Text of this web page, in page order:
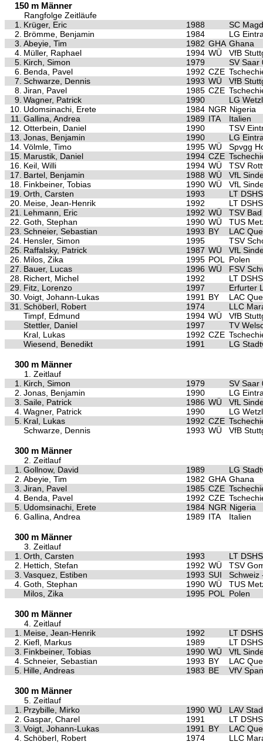
150 m Männer
Rangfolge Zeitläufe
1.
Krüger, Eric 1988
SC
2. Brömme, Benjamin 1984
LG
3. Abeyie, Tim 1982 GHA Ghana
4. Müller, Raphael 1994 WÜ
VfB
5. Kirch, Simon 1979
SV Saar
6. Benda, Pavel 1992 CZE
7. Schwarze, Dennis 1993 WÜ
VfB
8. Jiran, Pavel 1985 CZE
9. Wagner, Patrick 1990
LG
10. Udomsinachi, Erete 1984 NGR Nigeria
11.
Gallina, Andrea 1989 ITA
Italien
12. Otterbein, Daniel 1990
TSV
13. Jonas, Benjamin 1990
LG
14. Völmle, Timo 1995 WÜ
Spvgg
15. Marustik, Daniel 1994 CZE
16. Keil, Willi 1994 WÜ
TSV
17. Bartel, Benjamin 1988 WÜ
VfL
18. Finkbeiner, Tobias 1990 WÜ
VfL
19. Orth, Carsten 1993
LT
20. Meise, Jean-Henrik 1992
LT
21.
Lehmann, Eric 1992 WÜ
TSV
22. Goth, Stephan 1990 WÜ
TUS
23. Schneier, Sebastian 1993 BY
LAC
24. Hensler, Simon 1995
TSV
25. Raffalsky, Patrick 1987 WÜ
VfL
26. Milos, Zika 1995 POL
Polen
27. Bauer, Lucas 1996 WÜ
FSV
28. Richert, Michel 1992
LT
29. Fitz, Lorenzo 1997
Erfurter
30. Voigt, Johann-Lukas 1991 BY
LAC
31.
Schöberl, Robert 1974
LLC
Timpf, Edmund
1994 WÜ
VfB
Stettler, Daniel
1997
TV
Kral, Lukas
1992 CZE
Wiesend, Benedikt
1991 LG
300 m Männer
1. Zeitlauf
1.
Kirch, Simon 1979
SV Saar
2. Jonas, Benjamin 1990
LG
3. Saile, Patrick 1986 WÜ
VfL
4. Wagner, Patrick 1990
LG
5. Kral, Lukas 1992 CZE
Schwarze, Dennis
1993 WÜ VfB
300 m Männer
2. Zeitlauf
1.
Gollnow, David 1989
LG
2. Abeyie, Tim 1982 GHA Ghana
3. Jiran, Pavel 1985 CZE
4. Benda, Pavel 1992 CZE
5. Udomsinachi, Erete 1984 NGR Nigeria
6. Gallina, Andrea 1989 ITA Italien
300 m Männer
3. Zeitlauf
1.
Orth, Carsten 1993
LT
2. Hettich, Stefan 1992 WÜ
TSV
3. Vasquez, Estiben 1993 SUI
Schweiz
4. Goth, Stephan 1990 WÜ
TUS
Milos, Zika
1995 POL Polen
300 m Männer
4. Zeitlauf
1.
Meise, Jean-Henrik 1992
LT
2. Kiefl, Markus 1989
LT
3. Finkbeiner, Tobias 1990 WÜ
VfL
4. Schneier, Sebastian 1993 BY
LAC
5. Hille, Andreas 1983 BE VfV
300 m Männer
5. Zeitlauf
1.
Przybille, Mirko 1990 WÜ
LAV
2. Gaspar, Charel 1991
LT
3. Voigt, Johann-Lukas 1991 BY
LAC
4. Schöberl, Robert 1974 LLC